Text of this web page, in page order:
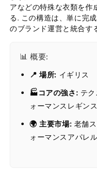
アなどの特殊な衣類を作
る. この構造は、単に完
のブランド運営と統合す
📊 概要:
📍 場所: イギリス
🏭コアの強さ: テ
ォーマンスレギン
🌍 主要市場: 老舗
ォーマンスアパレ